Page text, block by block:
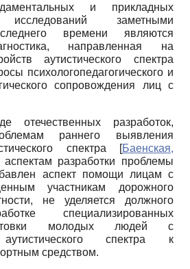
и прикладных
исследований заметными
времени являются
направленная на
аути­стического спектра
психолого­педагогического и
сопровождения лиц с
разработок,
раннего выявления
спектра
[Баенская,
разработки проблемы
аспект помощи лицам с
участникам дорожного
не уделяется должного
специализированных
молодых людей с
аутистического спектра к
средством.